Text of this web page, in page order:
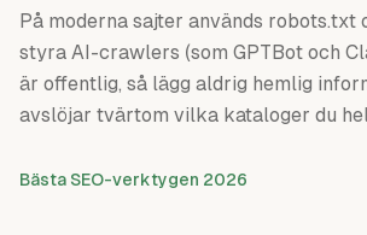
På moderna sajter används robots.txt
styra AI-crawlers (som GPTBot och
är offentlig, så lägg aldrig hemlig
avslöjar tvärtom vilka kataloger du
Bästa SEO-verktygen 2026